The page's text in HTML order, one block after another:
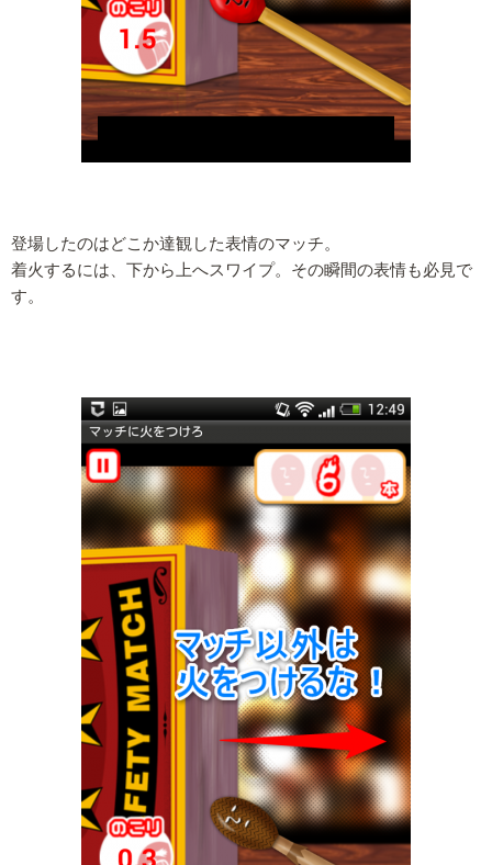
登場したのはどこか達観した表情のマッチ。
着火するには、下から上へスワイプ。その瞬間の表情も必見で
す。